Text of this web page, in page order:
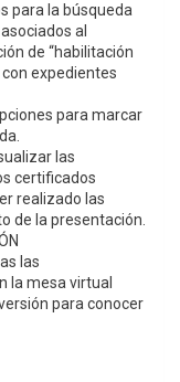
para la búsqueda
al
de “habilitación
expedientes
para marcar
las
certificados
realizado las
de la presentación.
las
la mesa virtual
para conocer